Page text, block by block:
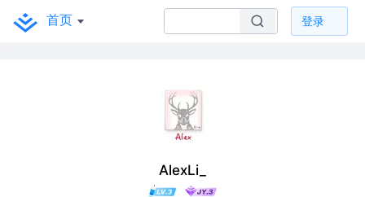
首页 登录
AlexLi_